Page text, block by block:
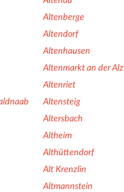
Altenberge
Altendorf
Altenhausen
Altenmarkt an der Alz
Altenriet
Altensteig
Altersbach
Altheim
Althüttendorf
Alt Krenzlin
Altmannstein